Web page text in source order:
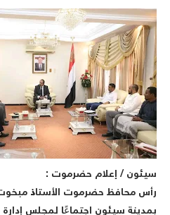
/ إعلام حضرموت :
محافظ حضرموت الأستاذ مبخوت
سيئون اجتماعًا لمجلس إدارة